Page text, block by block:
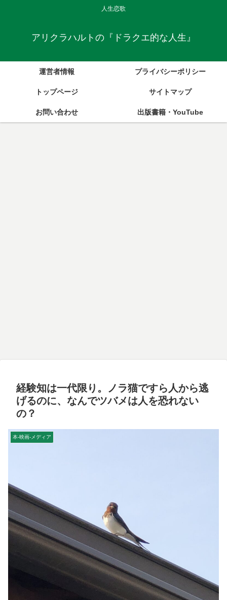
人生恋歌
アリクラハルトの『ドラクエ的な人生』
運営者情報 プライバシーポリシー
トップページ サイトマップ
お問い合わせ 出版書籍・YouTube
経験知は一代限り。ノラ猫ですら人から逃
げるのに、なんでツバメは人を恐れない
の？
本-映画-メディア